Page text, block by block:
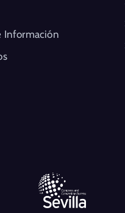
Información